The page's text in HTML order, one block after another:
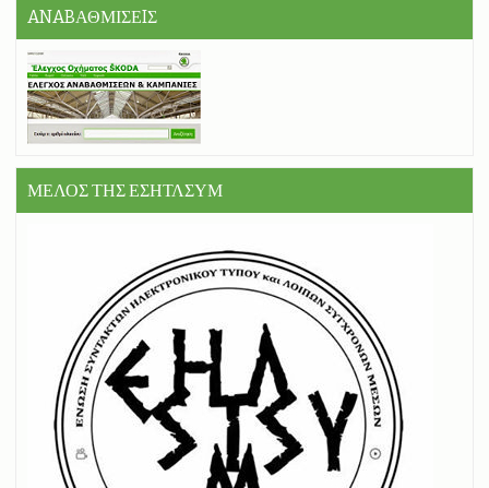
ANABΑΘΜΙΣΕIΣ
ΜΕΛΟΣ ΤΗΣ ΕΣΗΤΛΣΥΜ